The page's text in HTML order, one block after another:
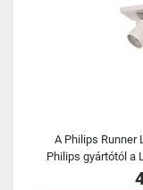
A Philips Runner
Philips gyártótól a